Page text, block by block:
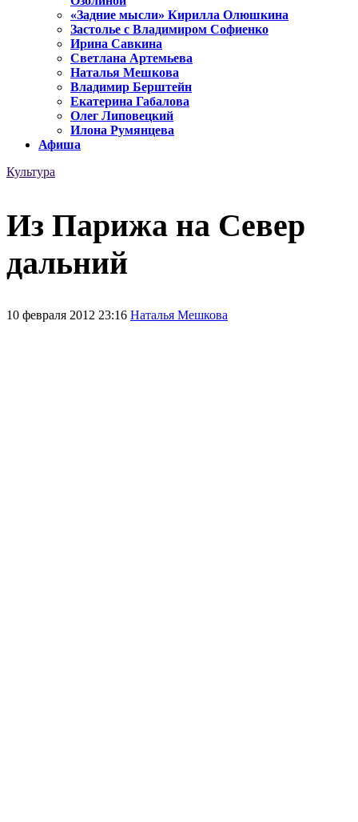
«Задние мысли» Кирилла Олюшкина
Застолье с Владимиром Софиенко
Ирина Савкина
Светлана Артемьева
Наталья Мешкова
Владимир Берштейн
Екатерина Габалова
Олег Липовецкий
Илона Румянцева
Афиша
Культура
Из Парижа на Север
дальний
10 февраля 2012 23:16 Наталья Мешкова